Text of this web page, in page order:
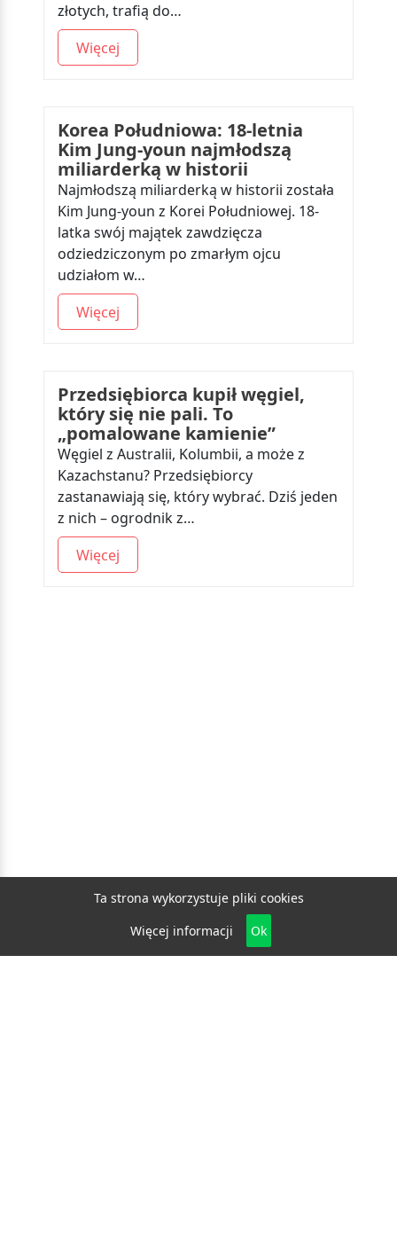
złotych, trafią do…
Więcej
Korea Południowa: 18-letnia
Kim Jung-youn najmłodszą
miliarderką w historii
Najmłodszą miliarderką w historii została
Kim Jung-youn z Korei Południowej. 18-
latka swój majątek zawdzięcza
odziedziczonym po zmarłym ojcu
udziałom w…
Więcej
Przedsiębiorca kupił węgiel,
który się nie pali. To
„pomalowane kamienie”
Węgiel z Australii, Kolumbii, a może z
Kazachstanu? Przedsiębiorcy
zastanawiają się, który wybrać. Dziś jeden
z nich – ogrodnik z…
Więcej
Ta strona wykorzystuje pliki cookies
Więcej informacji
Ok